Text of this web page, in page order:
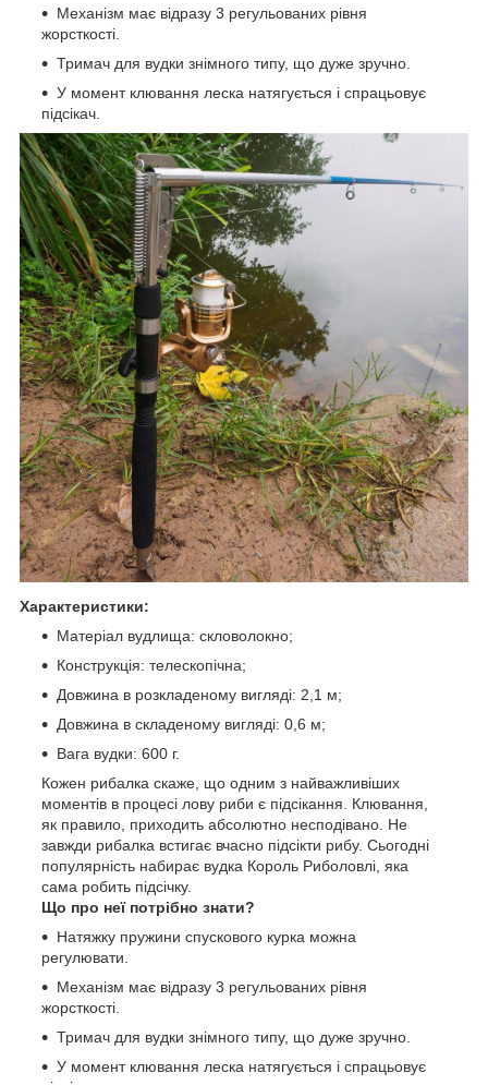
Механізм має відразу 3 регульованих рівня
жорсткості.
Тримач для вудки знімного типу, що дуже зручно.
У момент клювання леска натягується і спрацьовує
підсікач.
Характеристики:
Матеріал вудлища: скловолокно;
Конструкція: телескопічна;
Довжина в розкладеному вигляді: 2,1 м;
Довжина в складеному вигляді: 0,6 м;
Вага вудки: 600 г.
Кожен рибалка скаже, що одним з найважливіших
моментів в процесі лову риби є підсікання. Клювання,
як правило, приходить абсолютно несподівано. Не
завжди рибалка встигає вчасно підсікти рибу. Сьогодні
популярність набирає вудка Король Риболовлі, яка
сама робить підсічку.
Що про неї потрібно знати?
Натяжку пружини спускового курка можна
регулювати.
Механізм має відразу 3 регульованих рівня
жорсткості.
Тримач для вудки знімного типу, що дуже зручно.
У момент клювання леска натягується і спрацьовує